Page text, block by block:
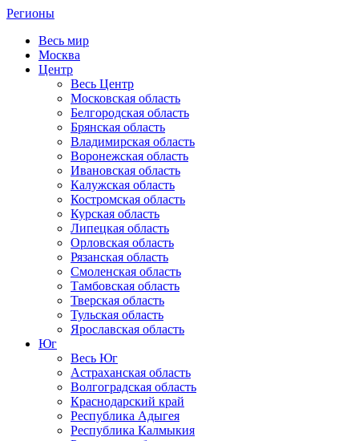
Регионы
Весь мир
Москва
Центр
Весь Центр
Московская область
Белгородская область
Брянская область
Владимирская область
Воронежская область
Ивановская область
Калужская область
Костромская область
Курская область
Липецкая область
Орловская область
Рязанская область
Смоленская область
Тамбовская область
Тверская область
Тульская область
Ярославская область
Юг
Весь Юг
Астраханская область
Волгоградская область
Краснодарский край
Республика Адыгея
Республика Калмыкия